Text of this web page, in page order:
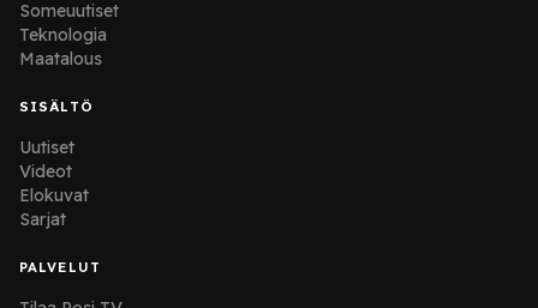
Someuutiset
Teknologia
Maatalous
SISÄLTÖ
Uutiset
Videot
Elokuvat
Sarjat
PALVELUT